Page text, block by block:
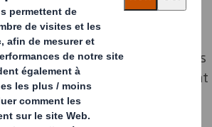
valeur client
est notre promesse aux clients
et valeurs qu'ils expérimenteront
et services.